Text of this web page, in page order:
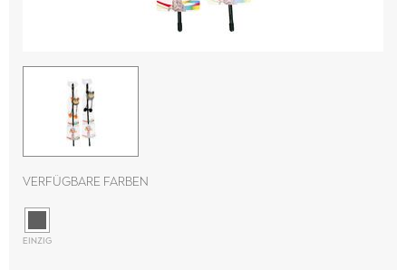
Verfügbare Farben
EINZIG